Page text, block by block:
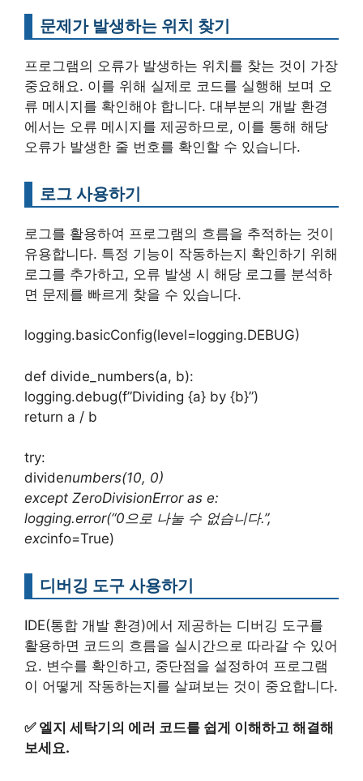
문제가 발생하는 위치 찾기
프로그램의 오류가 발생하는 위치를 찾는 것이 가장
중요해요. 이를 위해 실제로 코드를 실행해 보며 오
류 메시지를 확인해야 합니다. 대부분의 개발 환경
에서는 오류 메시지를 제공하므로, 이를 통해 해당
오류가 발생한 줄 번호를 확인할 수 있습니다.
로그 사용하기
로그를 활용하여 프로그램의 흐름을 추적하는 것이
유용합니다. 특정 기능이 작동하는지 확인하기 위해
로그를 추가하고, 오류 발생 시 해당 로그를 분석하
면 문제를 빠르게 찾을 수 있습니다.
logging.basicConfig(level=logging.DEBUG)
def divide_numbers(a, b):
logging.debug(f”Dividing {a} by {b}”)
return a / b
try:
dividenumbers(10, 0)
except ZeroDivisionError as e:
logging.error(“0으로 나눌 수 없습니다.”,
excinfo=True)
디버깅 도구 사용하기
IDE(통합 개발 환경)에서 제공하는 디버깅 도구를
활용하면 코드의 흐름을 실시간으로 따라갈 수 있어
요. 변수를 확인하고, 중단점을 설정하여 프로그램
이 어떻게 작동하는지를 살펴보는 것이 중요합니다.
✅ 엘지 세탁기의 에러 코드를 쉽게 이해하고 해결해
보세요.